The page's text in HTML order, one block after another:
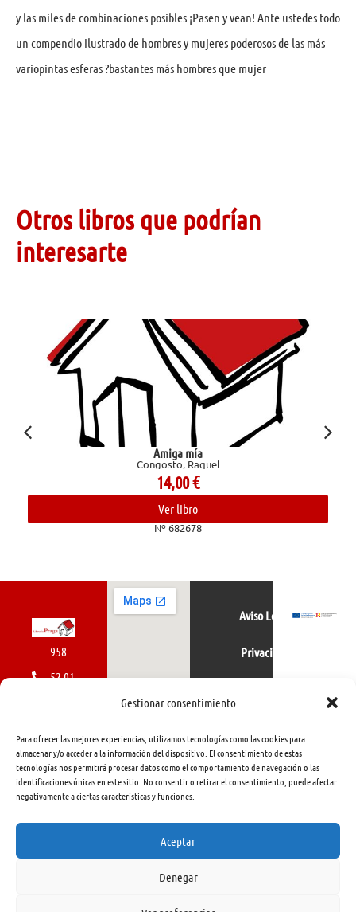
Gestionar consentimiento
Para ofrecer las mejores experiencias, utilizamos tecnologías como las cookies para
almacenar y/o acceder a la información del dispositivo. El consentimiento de estas
tecnologías nos permitirá procesar datos como el comportamiento de navegación o las
identificaciones únicas en este sitio. No consentir o retirar el consentimiento, puede afectar
negativamente a ciertas características y funciones.
Aceptar
Denegar
y las miles de combinaciones posibles ¡Pasen y vean! Ante ustedes todo
un compendio ilustrado de hombres y mujeres poderosos de las más
variopintas esferas ?bastantes más hombres que mujer
Otros libros que podrían
interesarte
Congosto, Raquel
Nº 682678
958
52 01
462
415
info@libreriapraga.com
Gracia,
Aviso Legal
Privacidad